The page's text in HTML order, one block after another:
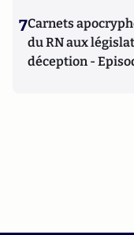
7Carnets
du RN aux
déception -